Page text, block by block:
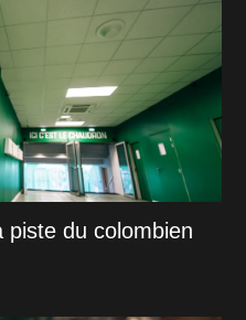
piste du colombien